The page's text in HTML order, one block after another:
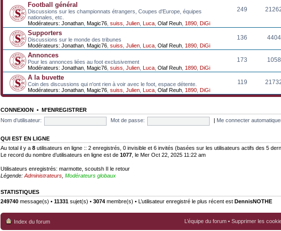
Football général
Discussions sur les championnats étrangers, Coupes d'Europe, équipes
nationales, etc.
Modérateurs: Jonathan Magic76 suiss Julien Luca Olaf Reuh 1890 DiGi
249
Supporters
Discussions sur le monde des tribunes
Modérateurs: Jonathan Magic76 suiss Julien Luca Olaf Reuh 1890 DiGi
136 4404
Annonces
Pour les annonces liées au foot exclusivement
Modérateurs: Jonathan Magic76 suiss Julien Luca Olaf Reuh 1890 DiGi
173 1058
A la buvette
Coin des discussions qui n'ont rien à voir avec le foot, espace détente.
Modérateurs: Jonathan Magic76 suiss Julien Luca Olaf Reuh 1890 DiGi
119
CONNEXION • M’ENREGISTRER
Nom d’utilisateur:
Mot de passe: Me connecter
QUI EST EN LIGNE
Au total il y a 8 utilisateurs en ligne :: 2 enregistrés, 0 invisible et 6 invités (basées sur les utilisateurs actifs des 5
Le record du nombre d’utilisateurs en ligne est de 1077 , le Mer Oct 22, 2025 11:22 am
Utilisateurs enregistrés: marmotte scoutsh II le retour
Légende: Administrateurs Modérateurs globaux
STATISTIQUES
249740 message(s) • 11331 sujet(s) • 3074 membre(s) • L’utilisateur enregistré le plus récent est DennisNOTHE
Index du forum L’équipe du forum • Supprimer les